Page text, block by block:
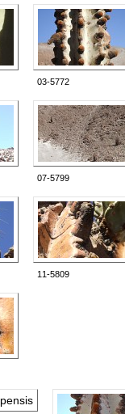
03-5772
07-5799
11-5809